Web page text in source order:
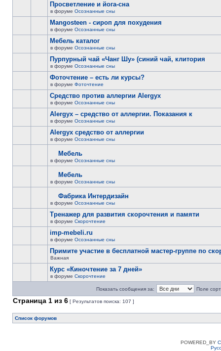
Просветление и йога-сна
в форуме Осознанные сны
Mangosteen - сироп для похудения
в форуме Осознанные сны
Мебель каталог
в форуме Осознанные сны
Пурпурный чай «Чанг Шу» (синий чай, клитория
в форуме Осознанные сны
Фоточтение – есть ли курсы?
в форуме Фоточтение
Cредство против аллергии Alergyx
в форуме Осознанные сны
Alergyx – средство от аллергии. Показания к
в форуме Осознанные сны
Alergyx средство от аллергии
в форуме Осознанные сны
Мебель
в форуме Осознанные сны
Мебель
в форуме Осознанные сны
Фабрика Интердизайн
в форуме Осознанные сны
Тренажер для развития скорочтения и памяти
в форуме Скорочтение
imp-mebeli.ru
в форуме Осознанные сны
Примите участие в бесплатной мастер-группе по
Важная
Курс «Киночтение за 7 дней»
в форуме Скорочтение
Показать сообщения за: Поле
Страница 1 из 6 [ Результатов поиска: 107 ]
Список форумов
POWERED_BY